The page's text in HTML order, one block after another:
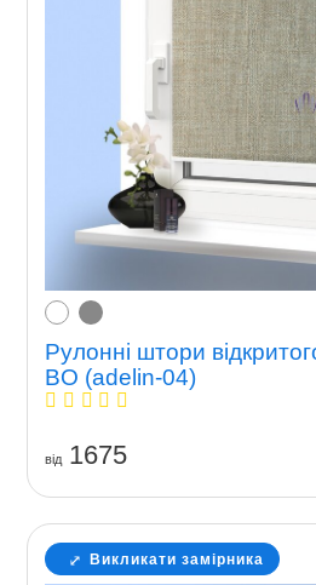
Рулонні штори
BO (adelin-04)
вiд1675
Викликати замірника